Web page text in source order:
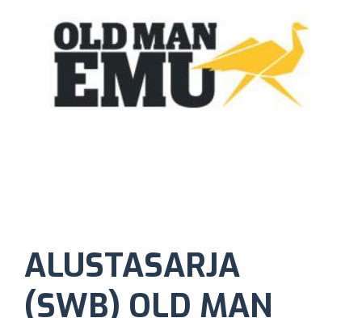
ALUSTASARJA
(SWB) OLD MAN